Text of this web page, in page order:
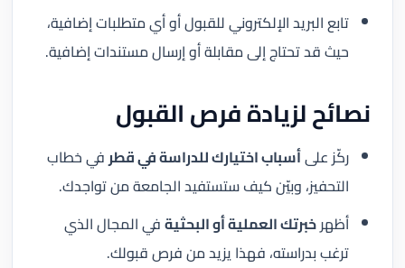
تابع البريد الإلكتروني للقبول أو أي متطلبات إضافية،
حيث قد تحتاج إلى مقابلة أو إرسال مستندات إضافية.
نصائح لزيادة فرص القبول
ركّز علىأسباب اختيارك للدراسة في قطرفي خطاب
التحفيز، وبيّن كيف ستستفيد الجامعة من تواجدك.
أظهرخبرتك العملية أو البحثيةفي المجال الذي
ترغب بدراسته، فهذا يزيد من فرص قبولك.